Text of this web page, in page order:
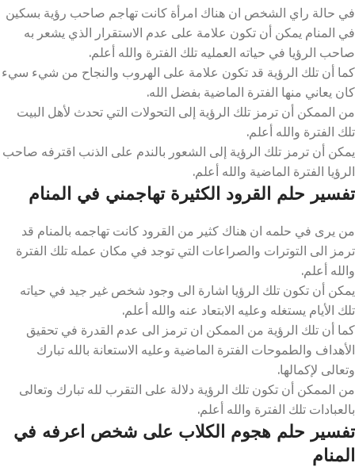
في حالة راي الشخص ان هناك امرأة كانت تهاجم صاحب رؤية بسكين
في المنام يمكن أن تكون علامة على عدم الاستقرار الذي يشعر به
صاحب الرؤيا في حياته العمليه تلك الفترة والله أعلم.
كما أن تلك الرؤية قد تكون علامة على الهروب والنجاح من شيء سيء
كان يعاني منها الفترة الماضية بفضل الله.
من الممكن أن ترمز تلك الرؤية إلى التحولات التي تحدث لأهل البيت
تلك الفترة والله أعلم.
يمكن أن ترمز تلك الرؤية إلى الشعور بالندم على الذنب اقترفه صاحب
الرؤيا الفترة الماضية والله أعلم.
تفسير حلم القرود الكثيرة تهاجمني في المنام
من يرى في حلمه ان هناك كثير من القرود كانت تهاجمه بالمنام قد
ترمز الى التوترات والصراعات التي توجد في مكان عمله تلك الفترة
والله أعلم.
يمكن أن تكون تلك الرؤيا اشارة الى وجود شخص غير جيد في حياته
تلك الأيام يستغله وعليه الابتعاد عنه والله أعلم.
كما أن تلك الرؤية من الممكن ان ترمز الى عدم القدرة في تحقيق
الأهداف والطموحات الفترة الماضية وعليه الاستعانة بالله تبارك
وتعالى لإكمالها.
من الممكن أن تكون تلك الرؤية دلالة على التقرب لله تبارك وتعالى
بالعبادات تلك الفترة والله أعلم.
تفسير حلم هجوم الكلاب على شخص اعرفه في
المنام